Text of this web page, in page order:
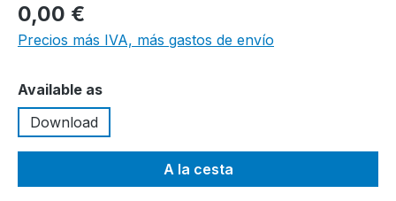
0,00 €
Precios más IVA, más gastos de envío
Seleccione
Available as
Download
A la cesta